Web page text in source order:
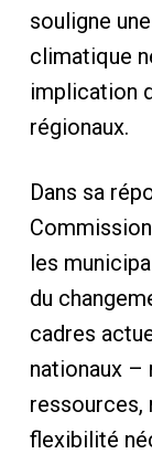
souligne
climatique
implication
régionaux.
Dans sa
les
du
cadres
nationaux –
ressources,
flexibilité